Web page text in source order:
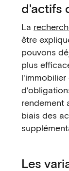
d'actifs
La
être
pouvons
plus
rendement
biais des
Les